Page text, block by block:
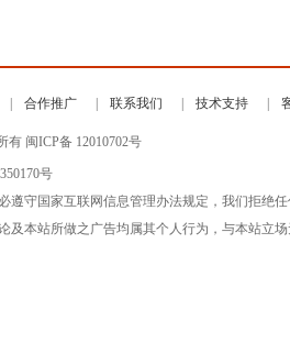
合作推广 联系我们 技术支持
有 闽ICP备 12010702号
号
遵守国家互联网信息管理办法规定，我们拒绝
及本站所做之广告均属其个人行为，与本站立